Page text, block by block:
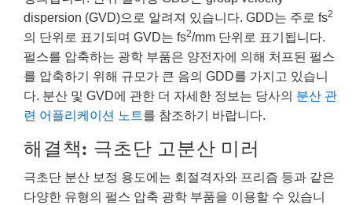
dispersion (GVD)으로 알려져 있습니다. GDD는 주로 fs2
의 단위로 표기되며 GVD는 fs2/mm 단위로 표기됩니다.
펄스를 압축하는 광학 부품은 양전자에 의해 처프된 펄스
를 압축하기 위해 규모가 큰 음의 GDD를 가지고 있습니
다. 분산 및 GVD에 관한 더 자세한 정보는 당사의 분산 관
련 어플리케이션 노트를 참조하기 바랍니다.
해결책: 극초단 고분산 미러
극초단 분산 보정 용도에는 회절격자와 프리즘 등과 같은
다양한 유형의 펄스 압축 광학 부품을 이용할 수 있습니